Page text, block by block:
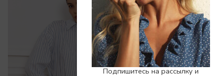
Подпишитесь на рассылку и